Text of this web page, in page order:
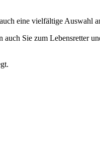
eine vielfältige Auswahl
Sie zum Lebensretter